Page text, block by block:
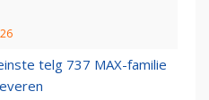
telg 737 MAX-familie